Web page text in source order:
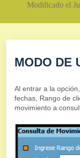
Modificado el
MODO DE
Al entrar a la
fechas, Rango de
movimiento a